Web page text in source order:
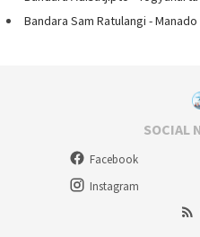
Bandara Sam Ratulangi - Manado
SOCIAL
Facebook
Instagram